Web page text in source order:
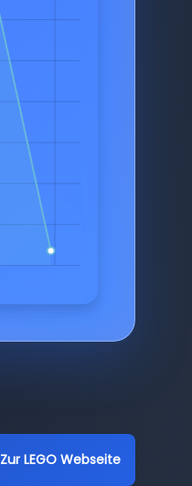
Zur LEGO Webseite